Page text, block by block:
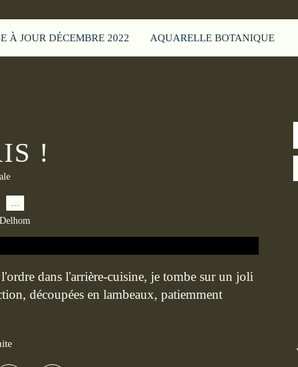
À JOUR DÉCEMBRE 2022 AQUARELLE BOTANIQUE
!
…
dans l'arrière-cuisine, je tombe sur un joli
découpées en lambeaux, patiemment